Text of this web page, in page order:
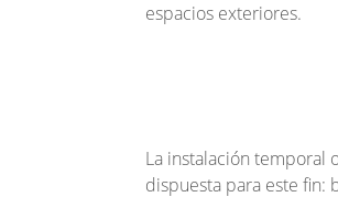
espacios exteriores.
La instalación temporal
dispuesta para este fin: